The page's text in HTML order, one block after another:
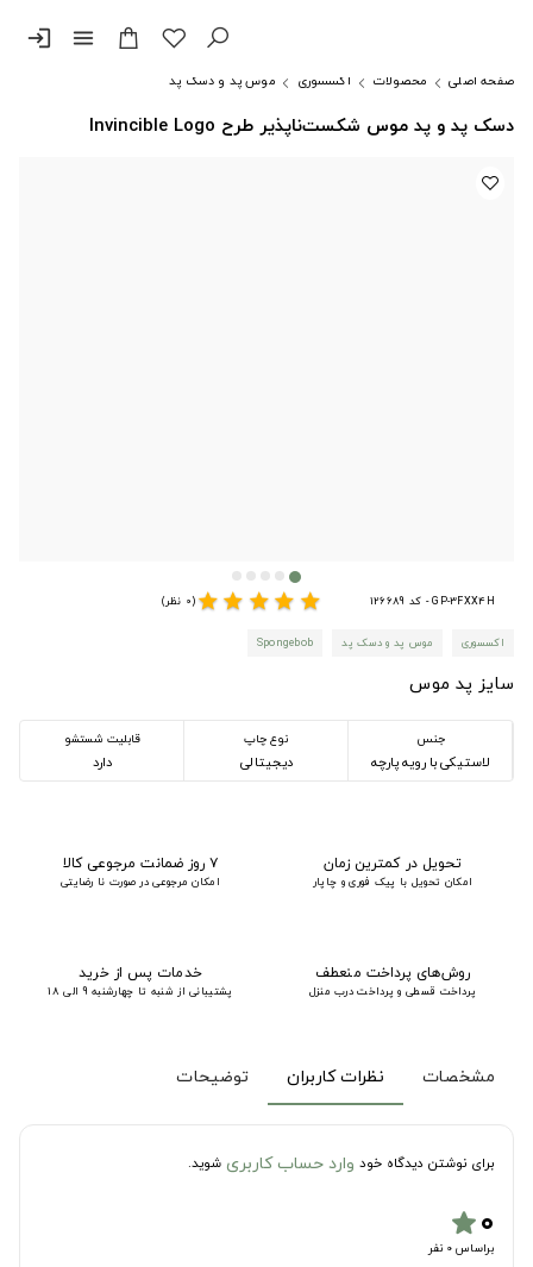
menu
login
صفحه اصلی محصولات اکسسوری موس پد و دسک پد
دسک پد و پد موس شکست‌ناپذیر طرح Invincible Logo
GP-3FXX4H - کد 126689 star
star
star
star
star(0 نظر)
اکسسوری موس پد و دسک پد Spongebob
سایز پد موس
جنس
لاستیکی با رویه پارچه
نوع چاپ
دیجیتالی
قابلیت شستشو
دارد
تحویل در کمترین زمان
امکان تحویل با پیک فوری و چاپار
۷ روز ضمانت مرجوعی کالا
امکان مرجوعی در صورت نا رضایتی
روش‌های پرداخت منعطف
پرداخت قسطی و پرداخت درب منزل
خدمات پس از خرید
پشتیبانی از شنبه تا چهارشنبه 9 الی 18
مشخصات نظرات کاربران توضیحات
برای نوشتن دیدگاه خود وارد حساب کاربری شوید.
۰star
براساس 0 نفر